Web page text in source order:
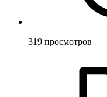
319 просмотров